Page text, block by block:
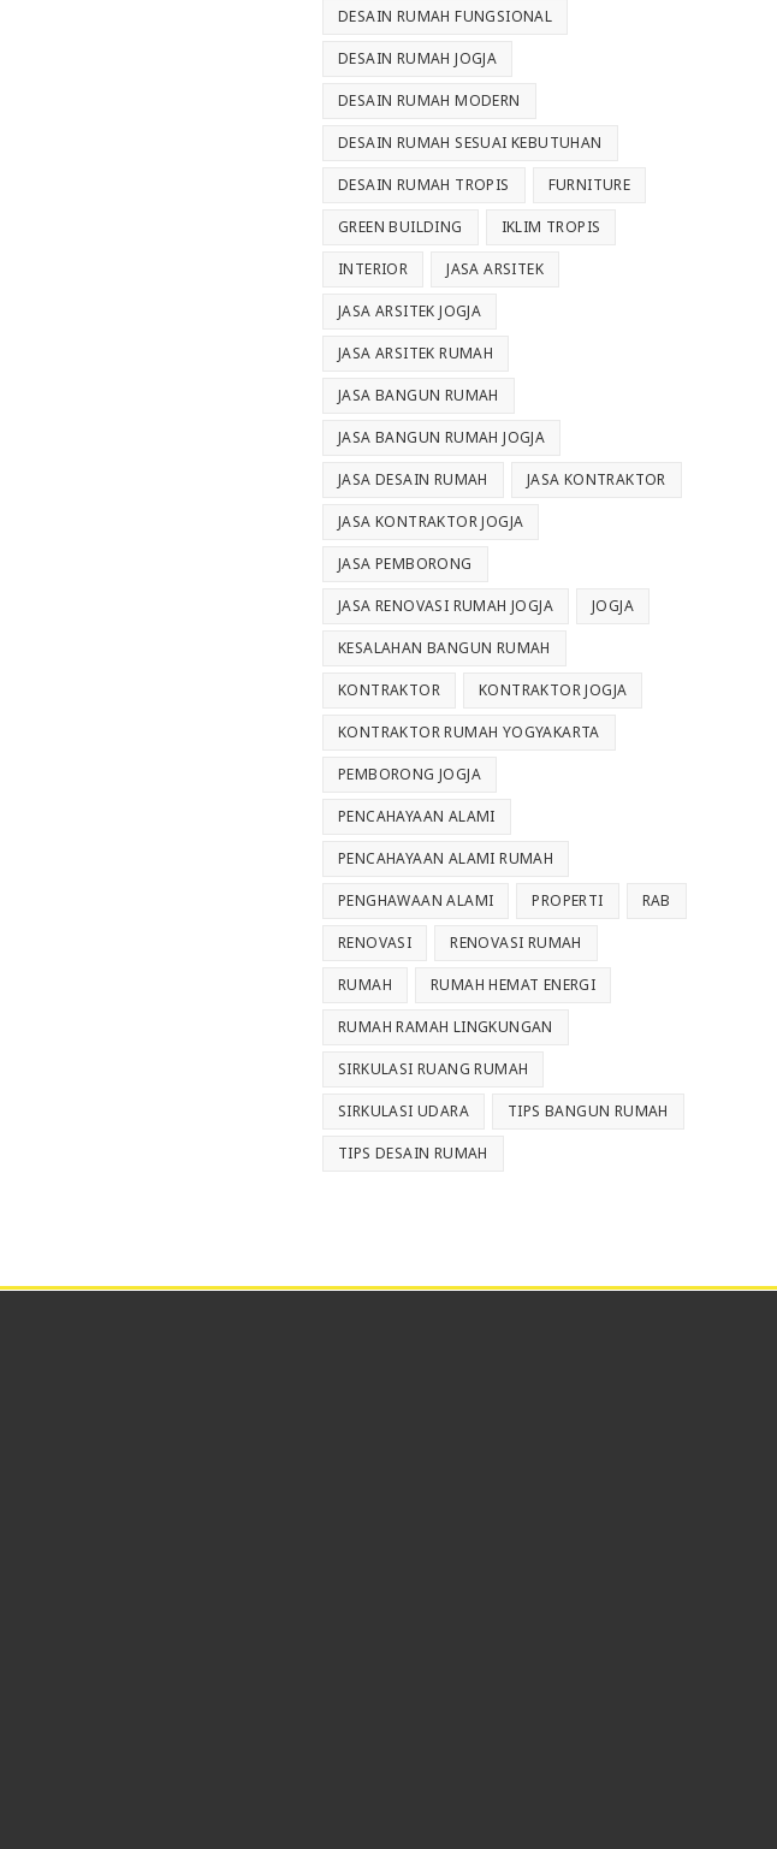
DESAIN RUMAH FUNGSIONAL
DESAIN RUMAH JOGJA
DESAIN RUMAH MODERN
DESAIN RUMAH SESUAI KEBUTUHAN
DESAIN RUMAH TROPIS FURNITURE
GREEN BUILDING IKLIM TROPIS
INTERIOR JASA ARSITEK
JASA ARSITEK JOGJA
JASA ARSITEK RUMAH
JASA BANGUN RUMAH
JASA BANGUN RUMAH JOGJA
JASA DESAIN RUMAH JASA KONTRAKTOR
JASA KONTRAKTOR JOGJA
JASA PEMBORONG
JASA RENOVASI RUMAH JOGJA JOGJA
KESALAHAN BANGUN RUMAH
KONTRAKTOR KONTRAKTOR JOGJA
KONTRAKTOR RUMAH YOGYAKARTA
PEMBORONG JOGJA
PENCAHAYAAN ALAMI
PENCAHAYAAN ALAMI RUMAH
PENGHAWAAN ALAMI PROPERTI RAB
RENOVASI RENOVASI RUMAH
RUMAH RUMAH HEMAT ENERGI
RUMAH RAMAH LINGKUNGAN
SIRKULASI RUANG RUMAH
SIRKULASI UDARA TIPS BANGUN RUMAH
TIPS DESAIN RUMAH